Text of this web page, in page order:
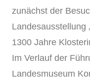
zunächst der
Landesausstellung
1300 Jahre
Im Verlauf der
Landesmuseum